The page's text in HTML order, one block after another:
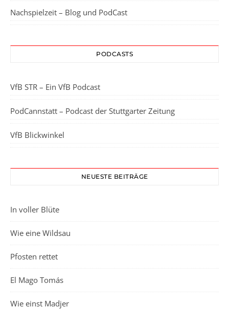
Nachspielzeit – Blog und PodCast
PODCASTS
VfB STR – Ein VfB Podcast
PodCannstatt – Podcast der Stuttgarter Zeitung
VfB Blickwinkel
NEUESTE BEITRÄGE
In voller Blüte
Wie eine Wildsau
Pfosten rettet
El Mago Tomás
Wie einst Madjer